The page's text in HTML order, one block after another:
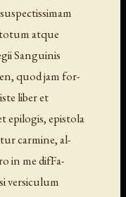
atque
Sanguinis
quod jam for-
liber et
epilogis, epistola
carmine, al-
in me difFa-
versiculum